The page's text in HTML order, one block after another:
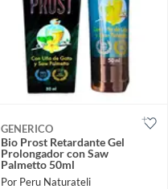
GENERICO
Bio Prost Retardante Gel
Prolongador con Saw
Palmetto 50ml
Por Peru Naturateli